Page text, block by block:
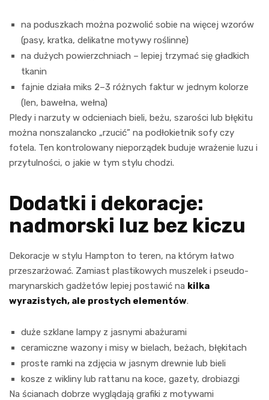
na poduszkach można pozwolić sobie na więcej wzorów
(pasy, kratka, delikatne motywy roślinne)
na dużych powierzchniach – lepiej trzymać się gładkich
tkanin
fajnie działa miks 2–3 różnych faktur w jednym kolorze
(len, bawełna, wełna)
Pledy i narzuty w odcieniach bieli, beżu, szarości lub błękitu
można nonszalancko „rzucić” na podłokietnik sofy czy
fotela. Ten kontrolowany nieporządek buduje wrażenie luzu i
przytulności, o jakie w tym stylu chodzi.
Dodatki i dekoracje:
nadmorski luz bez kiczu
Dekoracje w stylu Hampton to teren, na którym łatwo
przeszarżować. Zamiast plastikowych muszelek i pseudo-
marynarskich gadżetów lepiej postawić na kilka
wyrazistych, ale prostych elementów.
duże szklane lampy z jasnymi abażurami
ceramiczne wazony i misy w bielach, beżach, błękitach
proste ramki na zdjęcia w jasnym drewnie lub bieli
kosze z wikliny lub rattanu na koce, gazety, drobiazgi
Na ścianach dobrze wyglądają grafiki z motywami